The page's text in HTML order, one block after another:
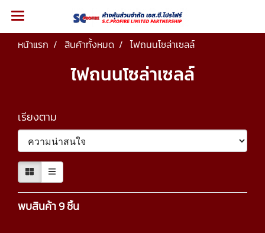
หน้าแรก สินค้าทั้งหมด ไฟถนนโซล่าเซลล์
ไฟถนนโซล่าเซลล์
เรียงตาม
พบสินค้า 9 ชิ้น